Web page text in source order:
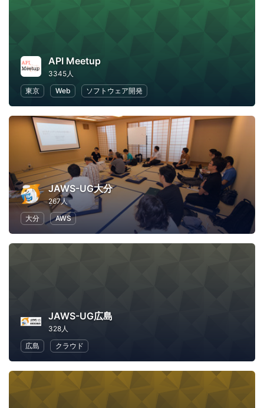
API Meetup
3345人
東京
Web ソフトウェア開発
JAWS-UG大分
267人
大分
AWS
JAWS-UG広島
328人
広島
クラウド